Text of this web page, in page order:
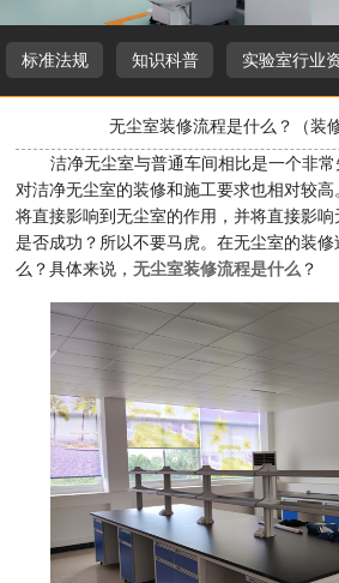
标准法规 知识科普 实验室行业
无尘室装修流程是什么？（装
洁净无尘室与普通车间相比是一个非
对洁净无尘室的装修和施工要求也相对较
将直接影响到无尘室的作用，并将直接影
是否成功？所以不要马虎。在无尘室的装
么？具体来说，无尘室装修流程是什么 ？